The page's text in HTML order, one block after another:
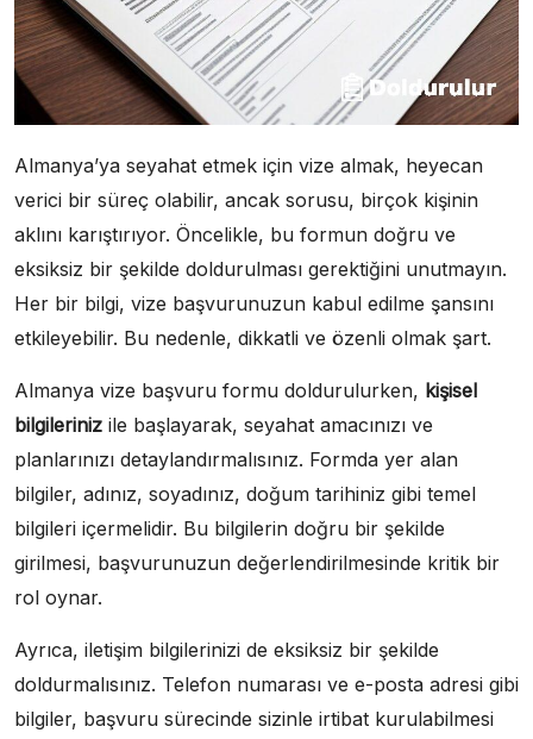
Almanya’ya seyahat etmek için vize almak, heyecan
verici bir süreç olabilir, ancak sorusu, birçok kişinin
aklını karıştırıyor. Öncelikle, bu formun doğru ve
eksiksiz bir şekilde doldurulması gerektiğini unutmayın.
Her bir bilgi, vize başvurunuzun kabul edilme şansını
etkileyebilir. Bu nedenle, dikkatli ve özenli olmak şart.
Almanya vize başvuru formu doldurulurken, kişisel
bilgileriniz ile başlayarak, seyahat amacınızı ve
planlarınızı detaylandırmalısınız. Formda yer alan
bilgiler, adınız, soyadınız, doğum tarihiniz gibi temel
bilgileri içermelidir. Bu bilgilerin doğru bir şekilde
girilmesi, başvurunuzun değerlendirilmesinde kritik bir
rol oynar.
Ayrıca, iletişim bilgilerinizi de eksiksiz bir şekilde
doldurmalısınız. Telefon numarası ve e-posta adresi gibi
bilgiler, başvuru sürecinde sizinle irtibat kurulabilmesi